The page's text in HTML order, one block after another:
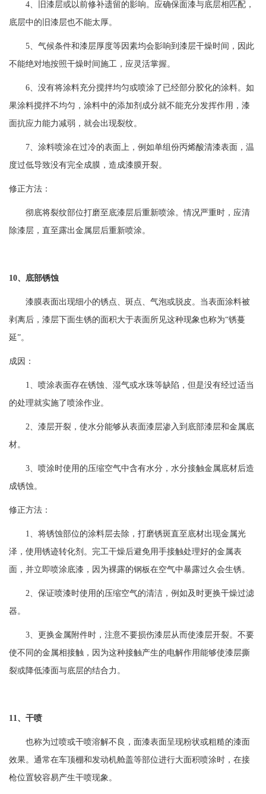
4、旧漆层或以前修补遗留的影响。应确保面漆与底层相匹配，
底层中的旧漆层也不能太厚。
5、气候条件和漆层厚度等因素均会影响到漆层干燥时间，因此
不能绝对地按照干燥时间施工，应灵活掌握。
6、没有将涂料充分搅拌均匀或喷涂了已经部分胶化的涂料。如
果涂料搅拌不均匀，涂料中的添加剂成分就不能充分发挥作用，漆
面抗应力能力减弱，就会出现裂纹。
7、涂料喷涂在过冷的表面上，例如单组份丙烯酸清漆表面，温
度过低导致没有完全成膜，造成漆膜开裂。
修正方法：
彻底将裂纹部位打磨至底漆层后重新喷涂。情况严重时，应清
除漆层，直至露出金属层后重新喷涂。
10、底部锈蚀
漆膜表面出现细小的锈点、斑点、气泡或脱皮。当表面涂料被
剥离后，漆层下面生锈的面积大于表面所见这种现象也称为“锈蔓
延”。
成因：
1、喷涂表面存在锈蚀、湿气或水珠等缺陷，但是没有经过适当
的处理就实施了喷涂作业。
2、漆层开裂，使水分能够从表面漆层渗入到底部漆层和金属底
材。
3、喷涂时使用的压缩空气中含有水分，水分接触金属底材后造
成锈蚀。
修正方法：
1、将锈蚀部位的涂料层去除，打磨锈斑直至底材出现金属光
泽，使用锈迹转化剂。完工干燥后避免用手接触处理好的金属表
面，并立即喷涂底漆，因为裸露的钢板在空气中暴露过久会生锈。
2、保证喷漆时使用的压缩空气的清洁，例如及时更换干燥过滤
器。
3、更换金属附件时，注意不要损伤漆层从而使漆层开裂。不要
使不同的金属相接触，因为这种接触产生的电解作用能够使漆层撕
裂或降低漆面与底层的结合力。
11、干喷
也称为过喷或干喷溶解不良，面漆表面呈现粉状或粗糙的漆面
效果。通常在车顶棚和发动机舱盖等部位进行大面积喷涂时，在接
枪位置较容易产生干喷现象。